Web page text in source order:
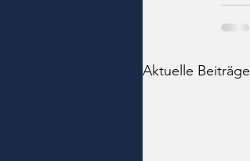
Aktuelle Beiträge